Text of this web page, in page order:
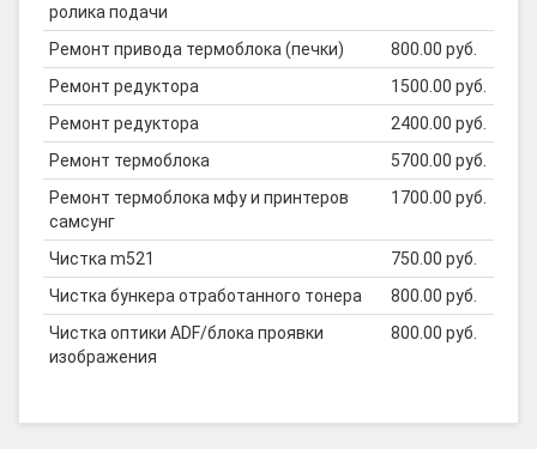
ролика подачи
Ремонт привода термоблока (печки)
800.00 руб.
Ремонт редуктора
1500.00 руб.
Ремонт редуктора
2400.00 руб.
Ремонт термоблока
5700.00 руб.
Ремонт термоблока мфу и принтеров
самсунг
1700.00 руб.
Чистка m521
750.00 руб.
Чистка бункера отработанного тонера
800.00 руб.
Чистка оптики ADF/блока проявки
изображения
800.00 руб.